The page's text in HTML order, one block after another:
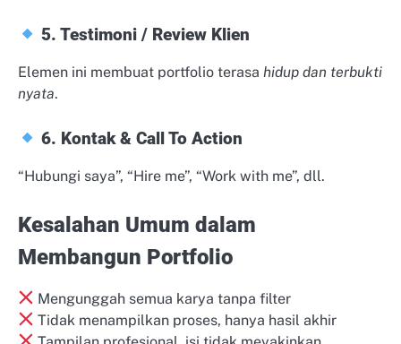
5. Testimoni / Review Klien
Elemen ini membuat portfolio terasa hidup dan terbukti
nyata.
6. Kontak & Call To Action
“Hubungi saya”, “Hire me”, “Work with me”, dll.
Kesalahan Umum dalam
Membangun Portfolio
Mengunggah semua karya tanpa filter
Tidak menampilkan proses, hanya hasil akhir